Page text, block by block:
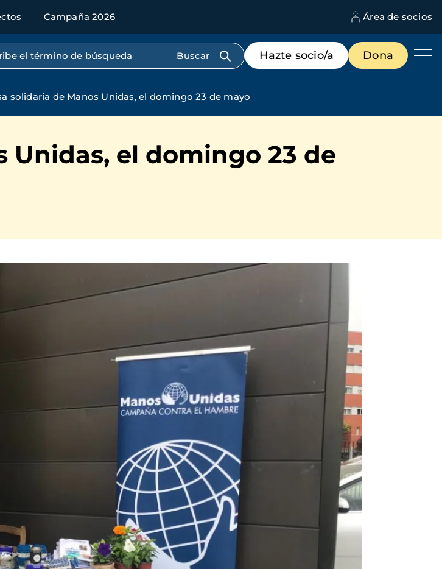
Campaña 2026 Área de socios
por texto completo
Menú
de
destacados
Hazte socio/a Dona
solidaria de Manos Unidas, el domingo 23 de mayo
Unidas, el domingo 23 de